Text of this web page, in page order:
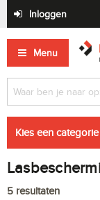
Inloggen
Menu
Kies een categorie
5 resultaten